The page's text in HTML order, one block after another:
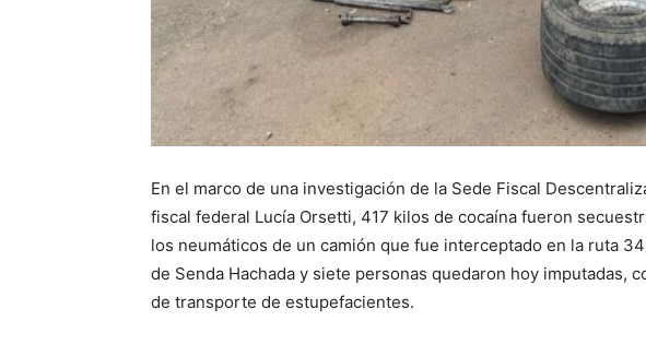
En el marco de una investigación de la Sede Fiscal
fiscal federal Lucía Orsetti, 417 kilos de cocaína fueron
los neumáticos de un camión que fue interceptado en la ruta
de Senda Hachada y siete personas quedaron hoy imputadas,
de transporte de estupefacientes.